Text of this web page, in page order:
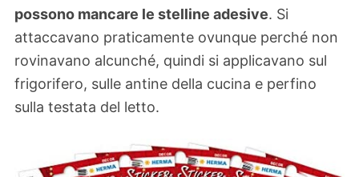
possono mancare le stelline adesive. Si
attaccavano praticamente ovunque perché non
rovinavano alcunché, quindi si applicavano sul
frigorifero, sulle antine della cucina e perfino
sulla testata del letto.